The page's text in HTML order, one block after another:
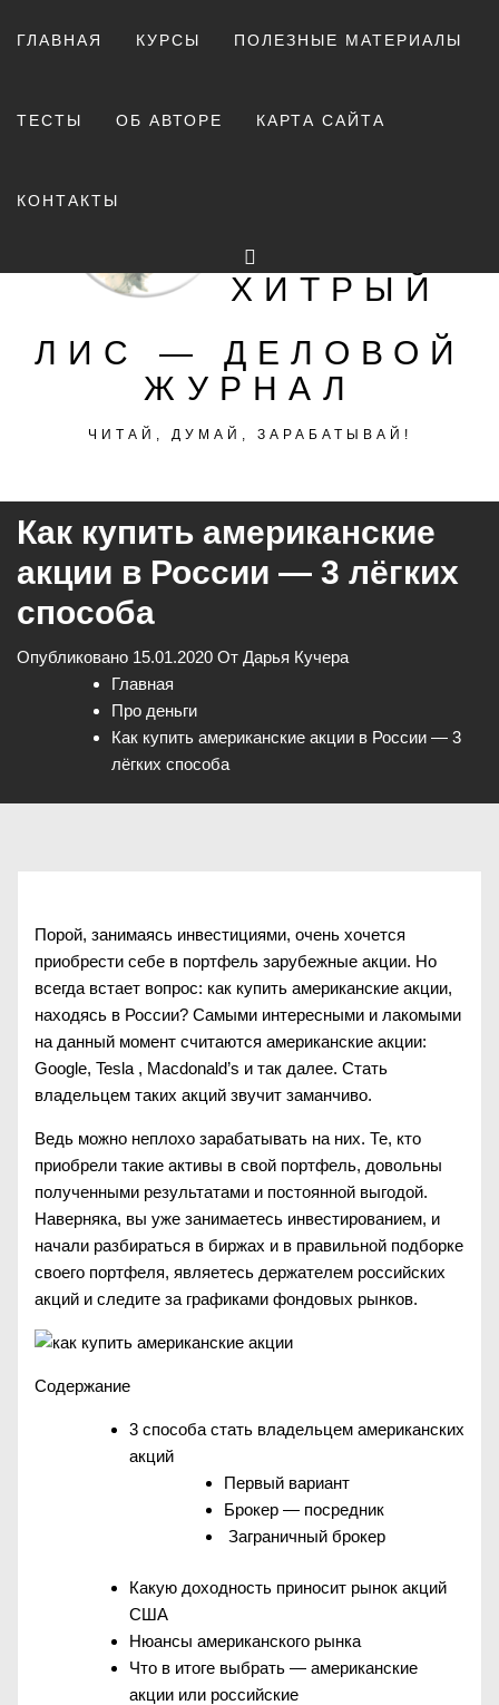
ГЛАВНАЯ КУРСЫ ПОЛЕЗНЫЕ МАТЕРИАЛЫ
ТЕСТЫ ОБ АВТОРЕ КАРТА САЙТА
КОНТАКТЫ
ХИТРЫЙ
ЛИС — ДЕЛОВОЙ
ЖУРНАЛ
ЧИТАЙ, ДУМАЙ, ЗАРАБАТЫВАЙ!
Как купить американские
акции в России — 3 лёгких
способа
Опубликовано 15.01.2020 От Дарья Кучера
Главная
Про деньги
Как купить американские акции в России — 3
лёгких способа
Порой, занимаясь инвестициями, очень хочется
приобрести себе в портфель зарубежные акции. Но
всегда встает вопрос: как купить американские акции,
находясь в России? Самыми интересными и лакомыми
на данный момент считаются американские акции:
Google, Tesla , Macdonald’s и так далее. Стать
владельцем таких акций звучит заманчиво.
Ведь можно неплохо зарабатывать на них. Те, кто
приобрели такие активы в свой портфель, довольны
полученными результатами и постоянной выгодой.
Наверняка, вы уже занимаетесь инвестированием, и
начали разбираться в биржах и в правильной подборке
своего портфеля, являетесь держателем российских
акций и следите за графиками фондовых рынков.
Содержание
3 способа стать владельцем американских
акций
Первый вариант
Брокер — посредник
Заграничный брокер
Какую доходность приносит рынок акций
США
Нюансы американского рынка
Что в итоге выбрать — американские
акции или российские